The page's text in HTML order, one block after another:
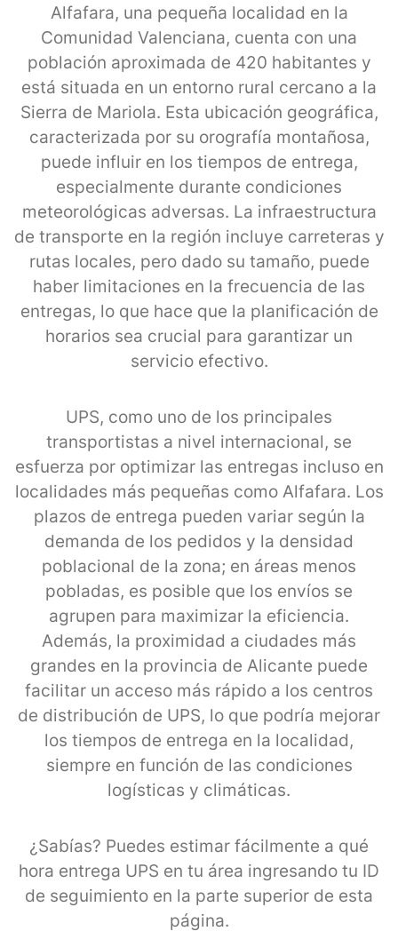
Alfafara, una pequeña localidad en la
Comunidad Valenciana, cuenta con una
población aproximada de 420 habitantes y
está situada en un entorno rural cercano a la
Sierra de Mariola. Esta ubicación geográfica,
caracterizada por su orografía montañosa,
puede influir en los tiempos de entrega,
especialmente durante condiciones
meteorológicas adversas. La infraestructura
de transporte en la región incluye carreteras y
rutas locales, pero dado su tamaño, puede
haber limitaciones en la frecuencia de las
entregas, lo que hace que la planificación de
horarios sea crucial para garantizar un
servicio efectivo.
UPS, como uno de los principales
transportistas a nivel internacional, se
esfuerza por optimizar las entregas incluso en
localidades más pequeñas como Alfafara. Los
plazos de entrega pueden variar según la
demanda de los pedidos y la densidad
poblacional de la zona; en áreas menos
pobladas, es posible que los envíos se
agrupen para maximizar la eficiencia.
Además, la proximidad a ciudades más
grandes en la provincia de Alicante puede
facilitar un acceso más rápido a los centros
de distribución de UPS, lo que podría mejorar
los tiempos de entrega en la localidad,
siempre en función de las condiciones
logísticas y climáticas.
¿Sabías? Puedes estimar fácilmente a qué
hora entrega UPS en tu área ingresando tu ID
de seguimiento en la parte superior de esta
página.